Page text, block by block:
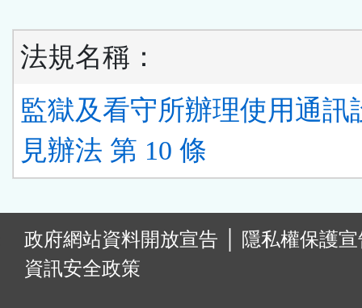
法規名稱：
監獄及看守所辦理使用通訊
見辦法 第 10 條
政府網站資料開放宣告
隱私權保護
資訊安全政策